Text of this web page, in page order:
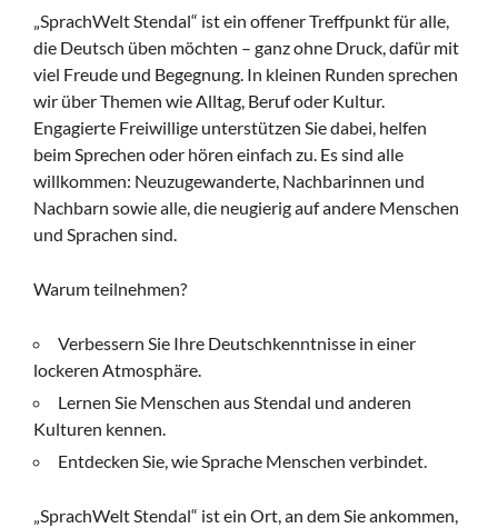
„SprachWelt Stendal“ ist ein offener Treffpunkt für alle,
die Deutsch üben möchten – ganz ohne Druck, dafür mit
viel Freude und Begegnung. In kleinen Runden sprechen
wir über Themen wie Alltag, Beruf oder Kultur.
Engagierte Freiwillige unterstützen Sie dabei, helfen
beim Sprechen oder hören einfach zu. Es sind alle
willkommen: Neuzugewanderte, Nachbarinnen und
Nachbarn sowie alle, die neugierig auf andere Menschen
und Sprachen sind.
Warum teilnehmen?
Verbessern Sie Ihre Deutschkenntnisse in einer
lockeren Atmosphäre.
Lernen Sie Menschen aus Stendal und anderen
Kulturen kennen.
Entdecken Sie, wie Sprache Menschen verbindet.
„SprachWelt Stendal“ ist ein Ort, an dem Sie ankommen,